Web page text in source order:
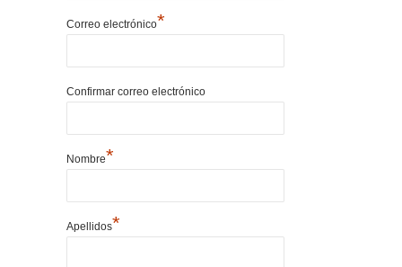
Correo electrónico*
Confirmar correo electrónico
Nombre*
Apellidos*